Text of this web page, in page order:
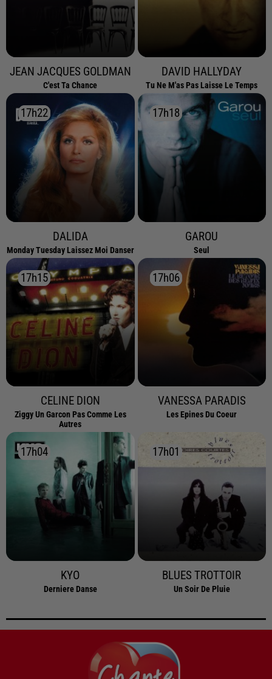
JEAN JACQUES GOLDMAN
C'est Ta Chance
DAVID HALLYDAY
Tu Ne M'as Pas Laisse Le Temps
17h22
17h22
DALIDA
Monday Tuesday Laissez Moi Danser
17h18
17h18
GAROU
Seul
17h15
17h15
CELINE DION
Ziggy Un Garcon Pas Comme Les
Autres
17h06
17h06
VANESSA PARADIS
Les Epines Du Coeur
17h04
17h04
KYO
Derniere Danse
17h01
17h01
BLUES TROTTOIR
Un Soir De Pluie